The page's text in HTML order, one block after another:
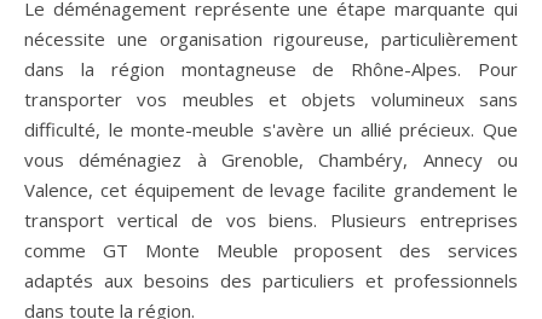
Le déménagement représente une étape marquante qui
nécessite une organisation rigoureuse, particulièrement
dans la région montagneuse de Rhône-Alpes. Pour
transporter vos meubles et objets volumineux sans
difficulté, le monte-meuble s'avère un allié précieux. Que
vous déménagiez à Grenoble, Chambéry, Annecy ou
Valence, cet équipement de levage facilite grandement le
transport vertical de vos biens. Plusieurs entreprises
comme GT Monte Meuble proposent des services
adaptés aux besoins des particuliers et professionnels
dans toute la région.